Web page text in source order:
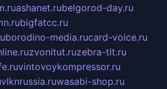
ashanet.rubelgorod-day.ru
bigfatcc.ru
borodino-media.rucard-voice.ru
zvonitut.ruzebra-tlt.ru
vintovoykompressor.ru
vlknrussia.ruwasabi-shop.ru